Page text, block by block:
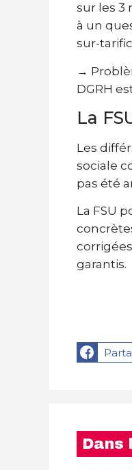
sur les 3
à un
sur-
→
DGRH
La
Les
sociale
pas été
La FSU
garantis.
Dans